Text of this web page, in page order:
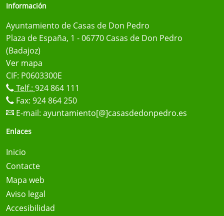
Información
Ayuntamiento de Casas de Don Pedro
Plaza de España, 1 - 06770 Casas de Don Pedro
(Badajoz)
Ver mapa
CIF: P0603300E
Telf.: 924 864 111
Fax: 924 864 250
E-mail: ayuntamiento[@]casasdedonpedro.es
Enlaces
Inicio
Contacte
Mapa web
Aviso legal
Accesibilidad